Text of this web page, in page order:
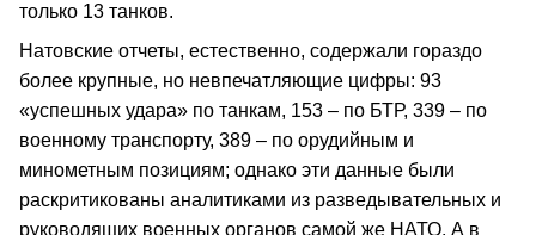
только 13 танков.
Натовские отчеты, естественно, содержали гораздо
более крупные, но невпечатляющие цифры: 93
«успешных удара» по танкам, 153 – по БТР, 339 – по
военному транспорту, 389 – по орудийным и
минометным позициям; однако эти данные были
раскритикованы аналитиками из разведывательных и
руководящих военных органов самой же НАТО. А в